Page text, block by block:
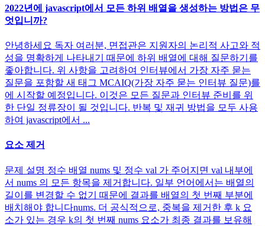
2022년에 javascript에서 모든 하위 배열을 생성하는 방법은 무
엇입니까?
안녕하세요 독자 여러분, 면접관은 지원자의 논리적 사고와 적
성을 명확하게 나타내기 때문에 하위 배열에 대해 질문하기를
좋아합니다. 위 사항을 고려하여 인터뷰에서 가장 자주 묻는
질문을 포함할 새 태그 MCAIQ(가장 자주 묻는 인터뷰 질문)를
에 시작할 예정입니다. 이것은 모든 질문과 인터뷰 준비를 위
한 단일 정류장이 될 것입니다. 반복 및 재귀 방법을 모두 사용
하여 javascript에서 ...
요소 제거
문제 설명 정수 배열 nums 및 정수 val 가 주어지면 val 내부에
서 nums 의 모든 항목을 제거합니다. 일부 언어에서는 배열의
길이를 변경할 수 없기 때문에 결과를 배열의 첫 번째 부분에
배치해야 합니다nums. 더 공식적으로, 중복을 제거한 후 k 요
소가 있는 경우 k의 첫 번째 nums 요소가 최종 결과를 보유해